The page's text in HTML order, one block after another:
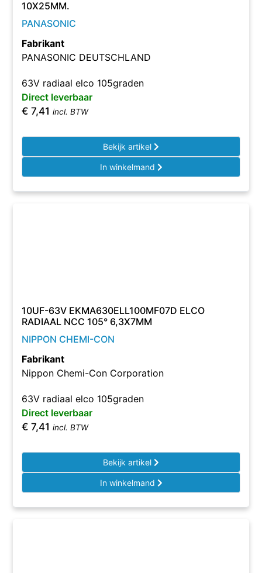
10X25MM.
PANASONIC
Fabrikant
PANASONIC DEUTSCHLAND
63V radiaal elco 105graden
Direct leverbaar
€ 7,41 incl. BTW
Bekijk artikel
In winkelmand
10UF-63V EKMA630ELL100MF07D ELCO
RADIAAL NCC 105° 6,3X7MM
NIPPON CHEMI-CON
Fabrikant
Nippon Chemi-Con Corporation
63V radiaal elco 105graden
Direct leverbaar
€ 7,41 incl. BTW
Bekijk artikel
In winkelmand